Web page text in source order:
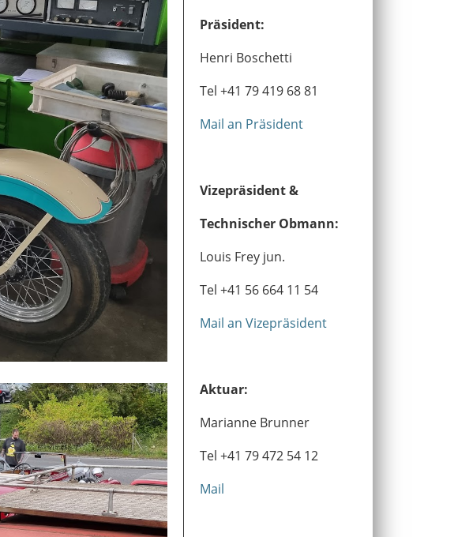
Präsident:
Henri Boschetti
Tel +41 79 419 68 81
Mail an Präsident
Vizepräsident &
Technischer Obmann:
Louis Frey jun.
Tel +41 56 664 11 54
Mail an Vizepräsident
Aktuar:
Marianne Brunner
Tel +41 79 472 54 12
Mail